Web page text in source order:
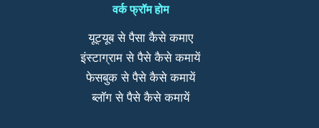
वर्क फ्रॉम होम
यूट्यूब से पैसा कैसे कमाए
इंस्टाग्राम से पैसे कैसे कमायें
फेसबुक से पैसे कैसे कमायें
ब्लॉग से पैसे कैसे कमायें